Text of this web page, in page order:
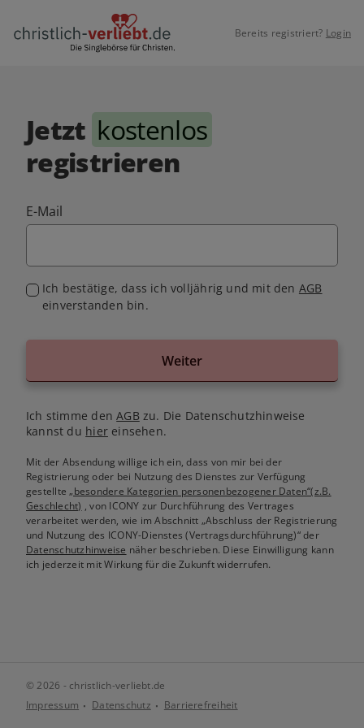
Bereits registriert? Login
Jetzt kostenlos
registrieren
E-Mail
Ich bestätige, dass ich volljährig und mit den AGB
einverstanden bin.
Weiter
Ich stimme denAGB zu. Die Datenschutzhinweise
kannst du hiereinsehen.
Mit der Absendung willige ich ein, dass von mir bei der
Registrierung oder bei Nutzung des Dienstes zur Verfügung
gestellte„besondere Kategorien personenbezogener Daten“(z.B.
Geschlecht) , von ICONY zur Durchführung des Vertrages
verarbeitet werden, wie im Abschnitt „Abschluss der Registrierung
und Nutzung des ICONY-Dienstes (Vertragsdurchführung)“ der
Datenschutzhinweise näher beschrieben. Diese Einwilligung kann
ich jederzeit mit Wirkung für die Zukunft widerrufen.
© 2026 - christlich-verliebt.de
Impressum
Datenschutz Barrierefreiheit